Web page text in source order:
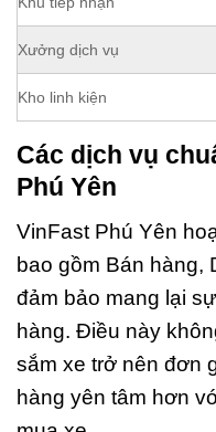
Xưởng dịch vụ
Kho linh kiện
Các dịch vụ
Phú Yên
VinFast Phú Yên
bao gồm Bán hàng,
đảm bảo mang lại
hàng. Điều này
sắm xe trở nên đơn
hàng yên tâm hơn